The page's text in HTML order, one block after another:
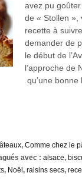
avez pu
de « Stollen »,
recette à
demander de
le début de
l’approche de
qu’une bonne
, Comme chez le
avec : alsace,
, Noël, raisins secs,